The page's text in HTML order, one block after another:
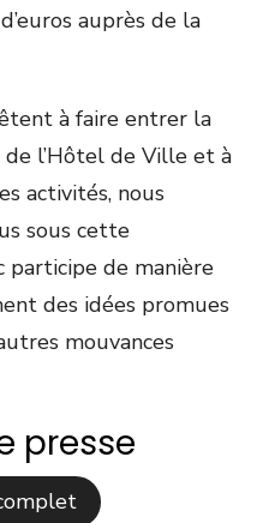
auprès de la
à faire entrer la
de l’Hôtel de Ville et à
activités, nous
sous cette
participe de manière
des idées promues
mouvances
presse